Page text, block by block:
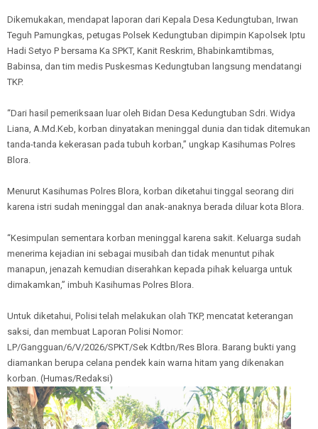
Dikemukakan, mendapat laporan dari Kepala Desa Kedungtuban, Irwan
Teguh Pamungkas, petugas Polsek Kedungtuban dipimpin Kapolsek Iptu
Hadi Setyo P bersama Ka SPKT, Kanit Reskrim, Bhabinkamtibmas,
Babinsa, dan tim medis Puskesmas Kedungtuban langsung mendatangi
TKP.
“Dari hasil pemeriksaan luar oleh Bidan Desa Kedungtuban Sdri. Widya
Liana, A.Md.Keb, korban dinyatakan meninggal dunia dan tidak ditemukan
tanda-tanda kekerasan pada tubuh korban,” ungkap Kasihumas Polres
Blora.
Menurut Kasihumas Polres Blora, korban diketahui tinggal seorang diri
karena istri sudah meninggal dan anak-anaknya berada diluar kota Blora.
“Kesimpulan sementara korban meninggal karena sakit. Keluarga sudah
menerima kejadian ini sebagai musibah dan tidak menuntut pihak
manapun, jenazah kemudian diserahkan kepada pihak keluarga untuk
dimakamkan,” imbuh Kasihumas Polres Blora.
Untuk diketahui, Polisi telah melakukan olah TKP, mencatat keterangan
saksi, dan membuat Laporan Polisi Nomor:
LP/Gangguan/6/V/2026/SPKT/Sek Kdtbn/Res Blora. Barang bukti yang
diamankan berupa celana pendek kain warna hitam yang dikenakan
korban. (Humas/Redaksi)